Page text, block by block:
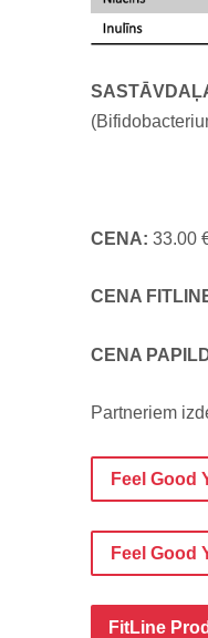
CENA: 33.00
CENA
CENA
Partneriem
Feel Good
Feel Good
FitLine